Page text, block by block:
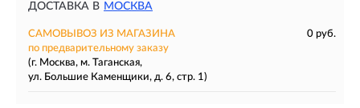
ДОСТАВКА В МОСКВА
САМОВЫВОЗ ИЗ МАГАЗИНА
0 руб.
по предварительному заказу
(г. Москва, м. Таганская,
ул. Большие Каменщики, д. 6, стр. 1)